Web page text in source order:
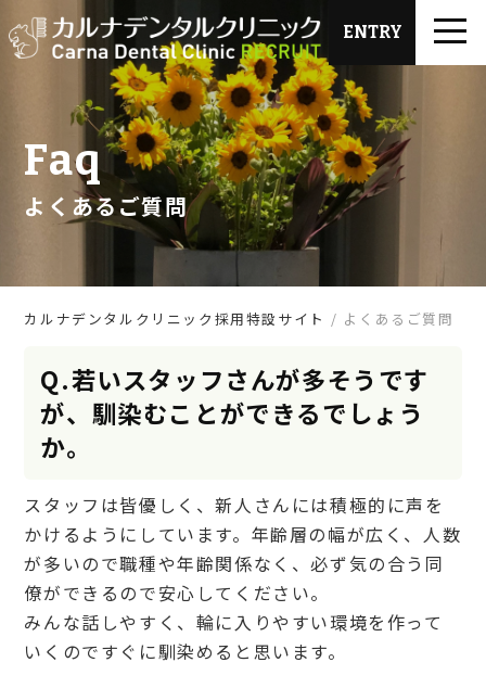
ENTRY
Faq
よくあるご質問
カルナデンタルクリニック採用特設サイト よくあるご質問
Q.若いスタッフさんが多そうです
が、馴染むことができるでしょう
か。
スタッフは皆優しく、新人さんには積極的に声を
かけるようにしています。年齢層の幅が広く、人数
が多いので職種や年齢関係なく、必ず気の合う同
僚ができるので安心してください。
みんな話しやすく、輪に入りやすい環境を作って
いくのですぐに馴染めると思います。